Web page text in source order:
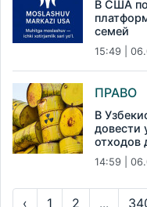
В США
семей
15:49 |
ПРАВО
В
довести
отходов
14:59 |
‹ 1 2 ...